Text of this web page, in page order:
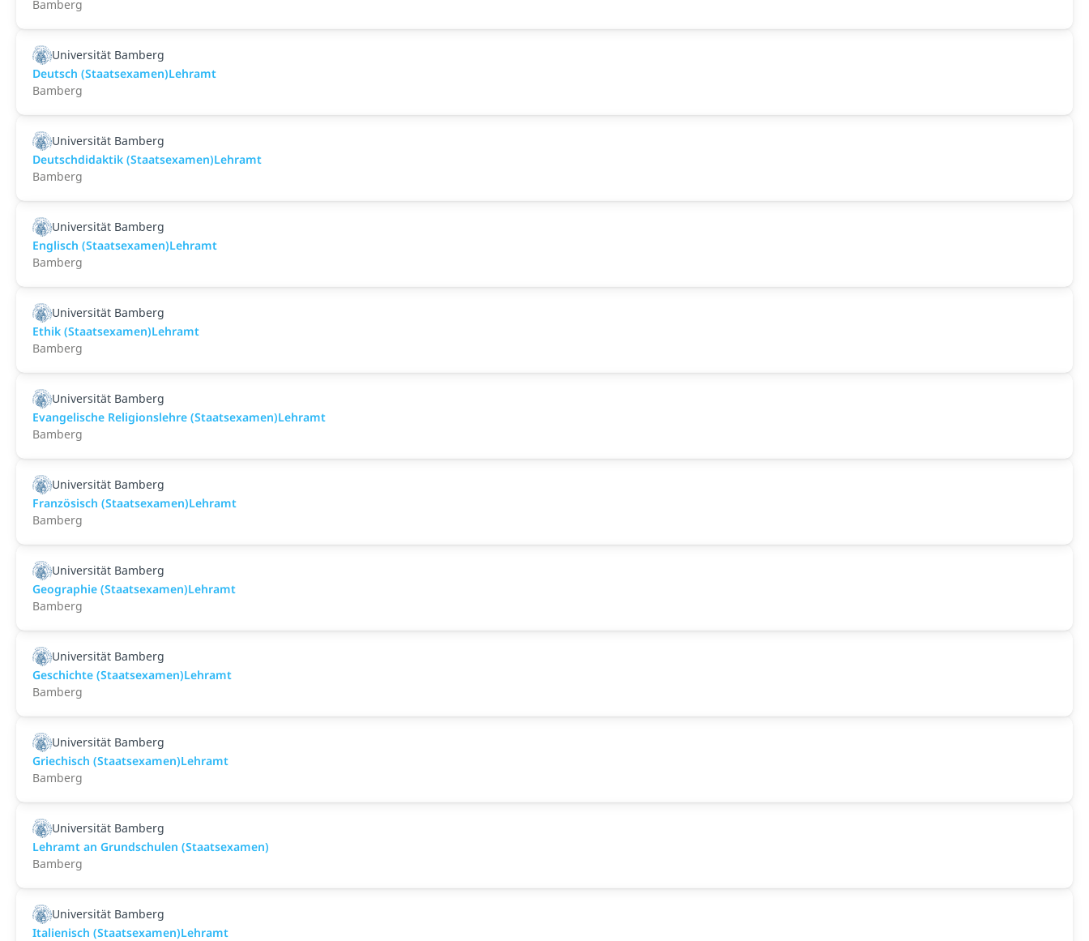
Bamberg
Universität Bamberg
Deutsch (Staatsexamen)Lehramt
Bamberg
Universität Bamberg
Deutschdidaktik (Staatsexamen)Lehramt
Bamberg
Universität Bamberg
Englisch (Staatsexamen)Lehramt
Bamberg
Universität Bamberg
Ethik (Staatsexamen)Lehramt
Bamberg
Universität Bamberg
Evangelische Religionslehre (Staatsexamen)Lehramt
Bamberg
Universität Bamberg
Französisch (Staatsexamen)Lehramt
Bamberg
Universität Bamberg
Geographie (Staatsexamen)Lehramt
Bamberg
Universität Bamberg
Geschichte (Staatsexamen)Lehramt
Bamberg
Universität Bamberg
Griechisch (Staatsexamen)Lehramt
Bamberg
Universität Bamberg
Lehramt an Grundschulen (Staatsexamen)
Bamberg
Universität Bamberg
Italienisch (Staatsexamen)Lehramt